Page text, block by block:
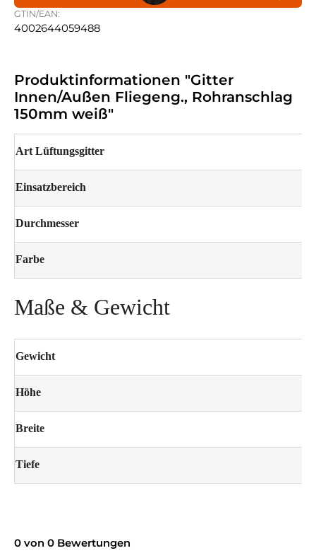
GTIN/EAN:
4002644059488
Produktinformationen "Gitter
Innen/Außen Fliegeng., Rohranschlag
150mm weiß"
Art Lüftungsgitter
Einsatzbereich
Durchmesser
Farbe
Maße & Gewicht
Gewicht
Höhe
Breite
Tiefe
0 von 0 Bewertungen